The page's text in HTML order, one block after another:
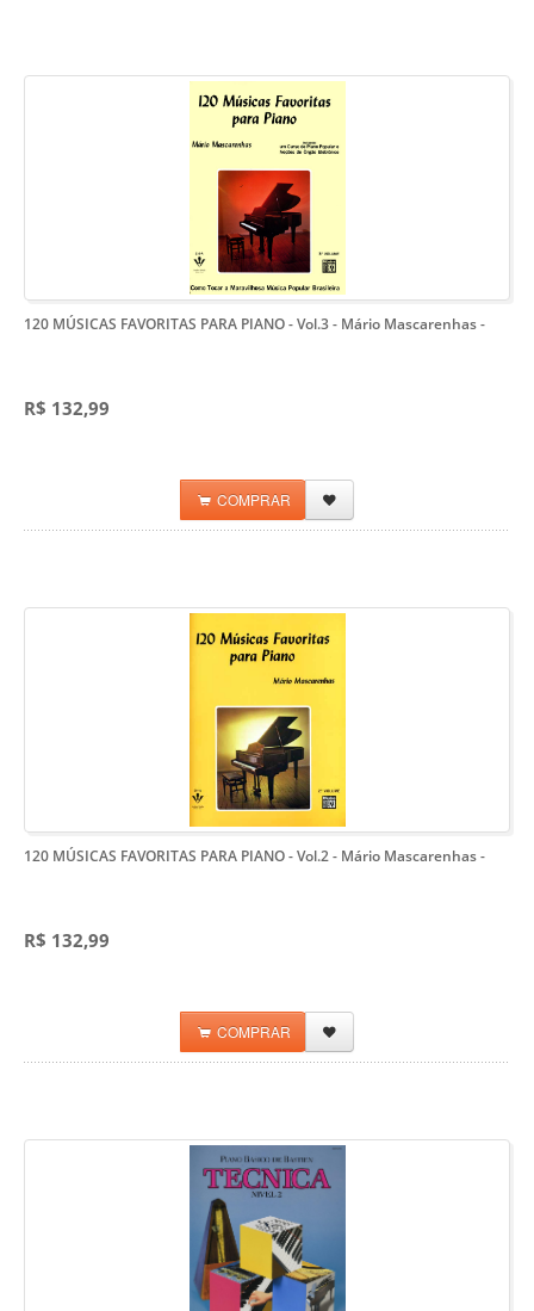
120 MÚSICAS FAVORITAS PARA PIANO - Vol.3 - Mário Mascarenhas-
R$ 132,99
COMPRAR
120 MÚSICAS FAVORITAS PARA PIANO - Vol.2 - Mário Mascarenhas-
R$ 132,99
COMPRAR